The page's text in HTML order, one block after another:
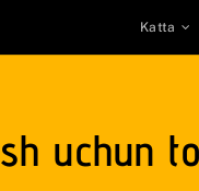
Katta
uchun